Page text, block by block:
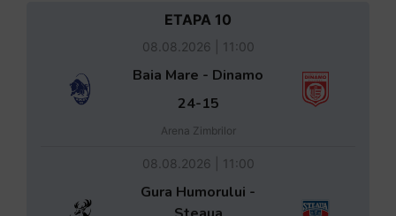
ETAPA 10
08.08.2026 | 11:00
Baia Mare - Dinamo
24-15
Arena Zimbrilor
08.08.2026 | 11:00
Gura Humorului -